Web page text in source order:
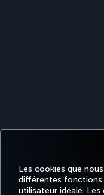
Les cookies que
différentes fonctions
utilisateur idéale.